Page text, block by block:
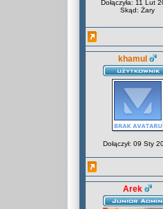
Dołączyła: 11 Lut
Skąd: Żary
khamul
Dołączył: 09 Sty
Arek